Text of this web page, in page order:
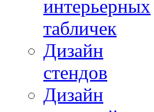
интерьерных
табличек
Дизайн
стендов
Дизайн